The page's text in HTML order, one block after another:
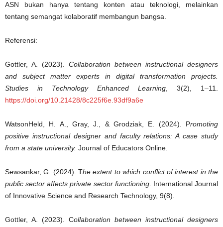
ASN bukan hanya tentang konten atau teknologi, melainkan
tentang semangat kolaboratif membangun bangsa.
Referensi:
Gottler, A. (2023). Collaboration between instructional designers
and subject matter experts in digital transformation projects.
Studies in Technology Enhanced Learning, 3(2), 1–11.
https://doi.org/10.21428/8c225f6e.93df9a6e
WatsonHeld, H. A., Gray, J., & Grodziak, E. (2024). Promoting
positive instructional designer and faculty relations: A case study
from a state university. Journal of Educators Online.
Sewsankar, G. (2024). The extent to which conflict of interest in the
public sector affects private sector functioning. International Journal
of Innovative Science and Research Technology, 9(8).
Gottler, A. (2023). Collaboration between instructional designers